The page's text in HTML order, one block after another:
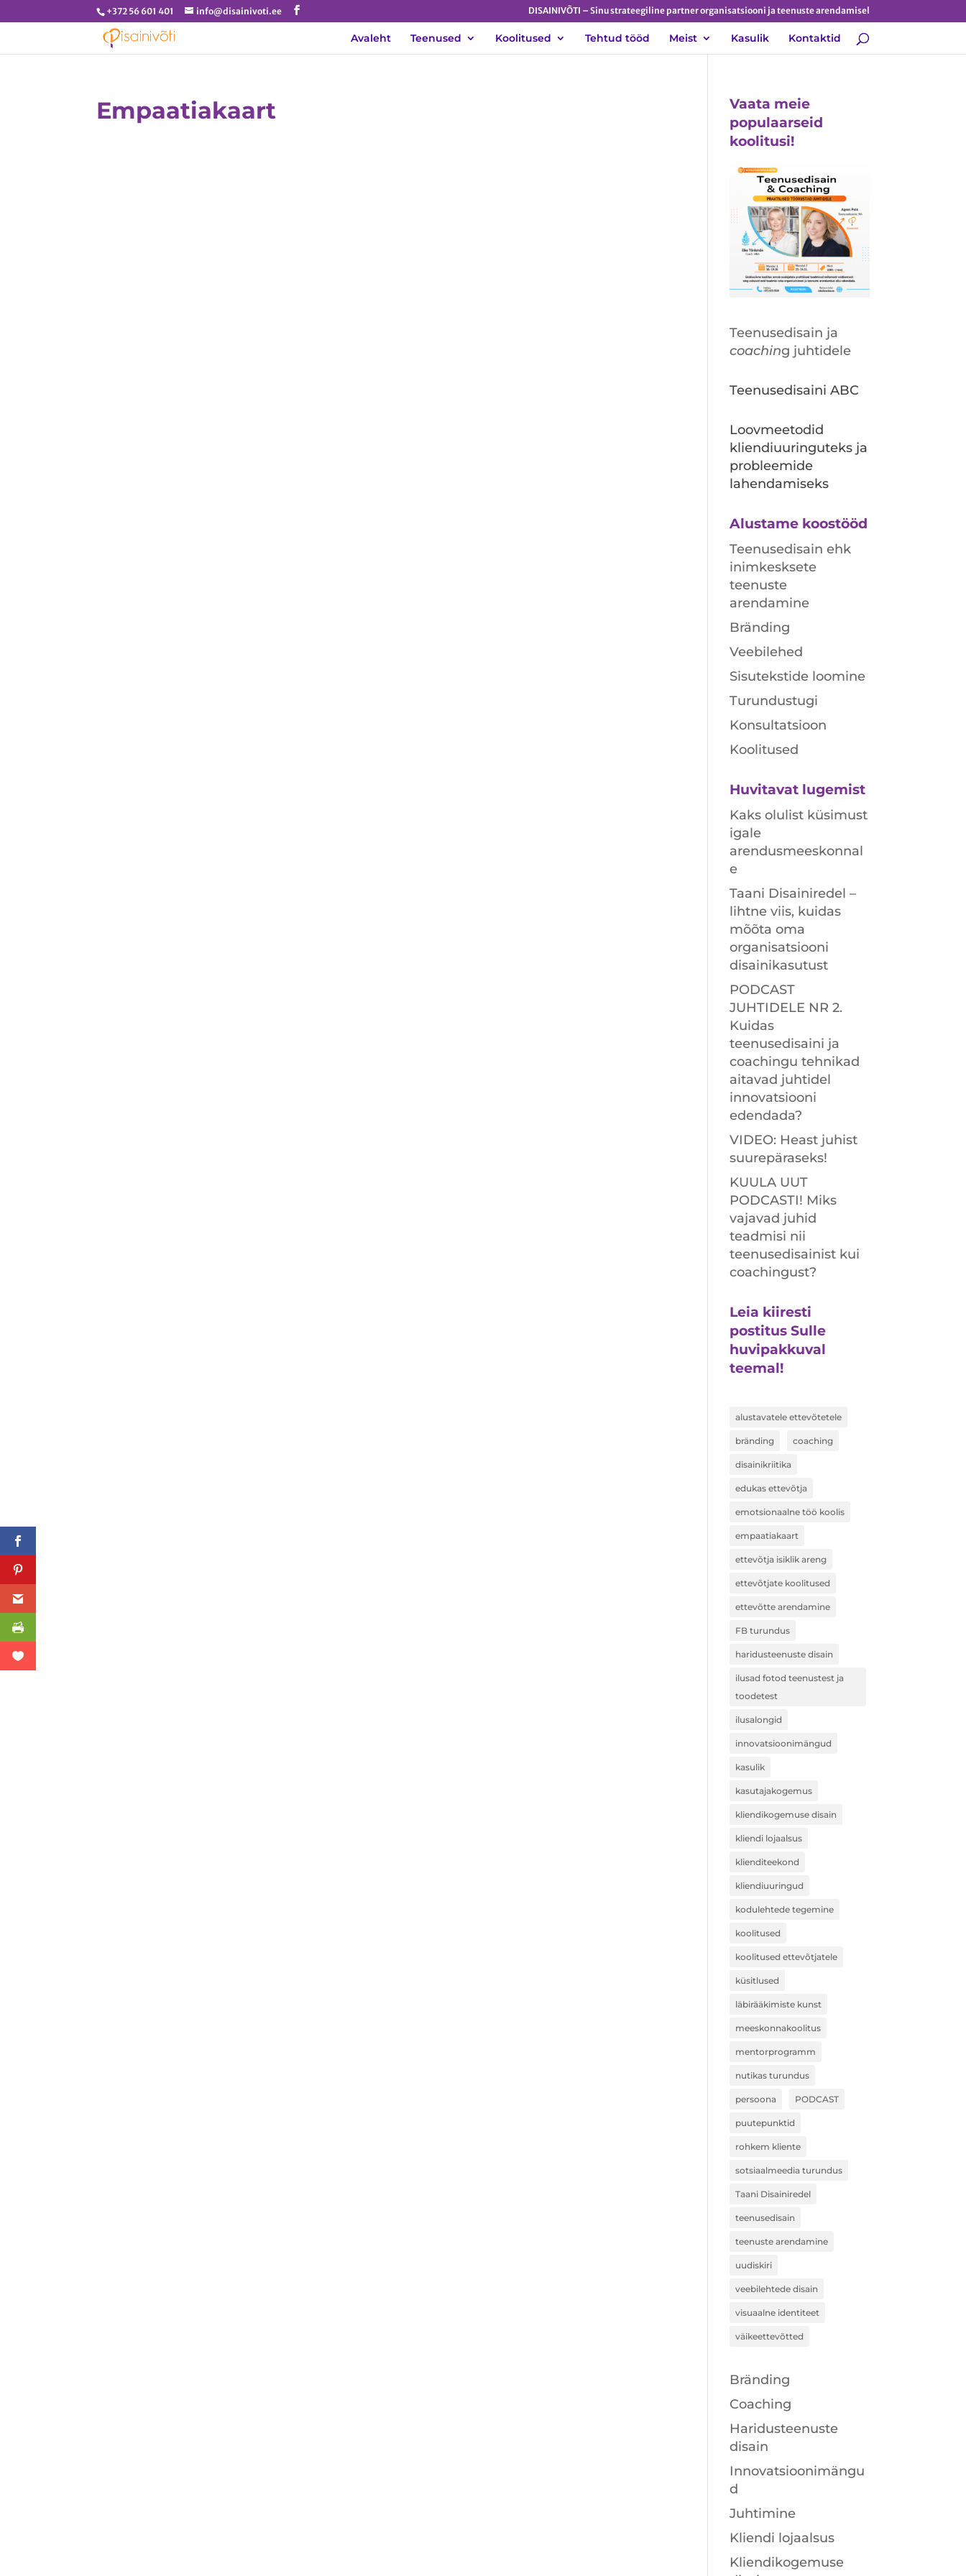
+372 56 601 401 info@disainivoti.ee DISAINIVÕTI – Sinu strateegiline partner organisatsiooni ja teenuste arendamisel
Avaleht Teenused Koolitused Tehtud tööd Meist Kasulik Kontaktid
Empaatiakaart
Vaata meie
populaarseid
koolitusi!
Teenusedisain ja
coaching juhtidele
Teenusedisaini ABC
Loovmeetodid
kliendiuuringuteks ja
probleemide
lahendamiseks
Alustame koostööd
Teenusedisain ehk
inimkesksete
teenuste
arendamine
Bränding
Veebilehed
Sisutekstide loomine
Turundustugi
Konsultatsioon
Koolitused
Huvitavat lugemist
Kaks olulist küsimust
igale
arendusmeeskonnal
e
Taani Disainiredel –
lihtne viis, kuidas
mõõta oma
organisatsiooni
disainikasutust
PODCAST
JUHTIDELE NR 2.
Kuidas
teenusedisaini ja
coachingu tehnikad
aitavad juhtidel
innovatsiooni
edendada?
VIDEO: Heast juhist
suurepäraseks!
KUULA UUT
PODCASTI! Miks
vajavad juhid
teadmisi nii
teenusedisainist kui
coachingust?
Leia kiiresti
postitus Sulle
huvipakkuval
teemal!
alustavatele ettevõtetele
bränding coaching
disainikriitika
edukas ettevõtja
emotsionaalne töö koolis
empaatiakaart
ettevõtja isiklik areng
ettevõtjate koolitused
ettevõtte arendamine
FB turundus
haridusteenuste disain
ilusad fotod teenustest ja
toodetest
ilusalongid
innovatsioonimängud
kasulik
kasutajakogemus
kliendikogemuse disain
kliendi lojaalsus
klienditeekond
kliendiuuringud
kodulehtede tegemine
koolitused
koolitused ettevõtjatele
küsitlused
läbirääkimiste kunst
meeskonnakoolitus
mentorprogramm
nutikas turundus
persoona PODCAST
puutepunktid
rohkem kliente
sotsiaalmeedia turundus
Taani Disainiredel
teenusedisain
teenuste arendamine
uudiskiri
veebilehtede disain
visuaalne identiteet
väikeettevõtted
Bränding
Coaching
Haridusteenuste
disain
Innovatsioonimängu
d
Juhtimine
Kliendi lojaalsus
Kliendikogemuse